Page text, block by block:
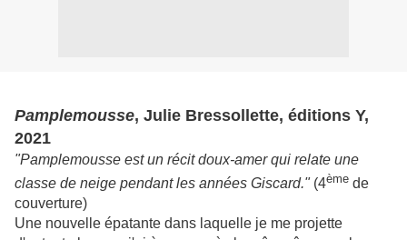
Pamplemousse, Julie Bressollette, éditions Y,
2021
"Pamplemousse est un récit doux-amer qui relate une
classe de neige pendant les années Giscard." (4ème de
couverture)
Une nouvelle épatante dans laquelle je me projette